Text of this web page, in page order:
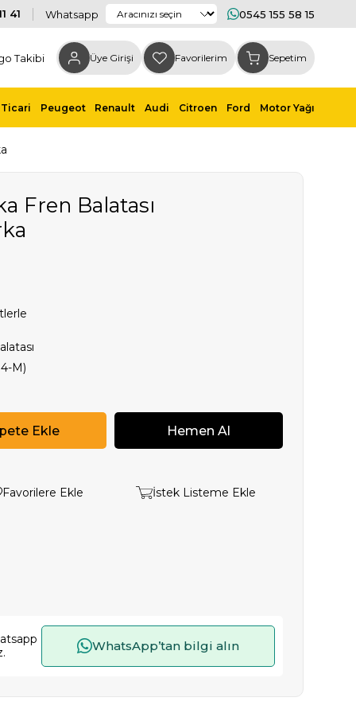
41 Whatsapp 0545 155 58 15
Takibi Üye Girişi Favorilerim Sepetim
Peugeot Renault Audi Citroen Ford Motor Yağı
Fren Balatası
M)
Favorilere Ekle İstek Listeme Ekle
WhatsApp’tan bilgi alın